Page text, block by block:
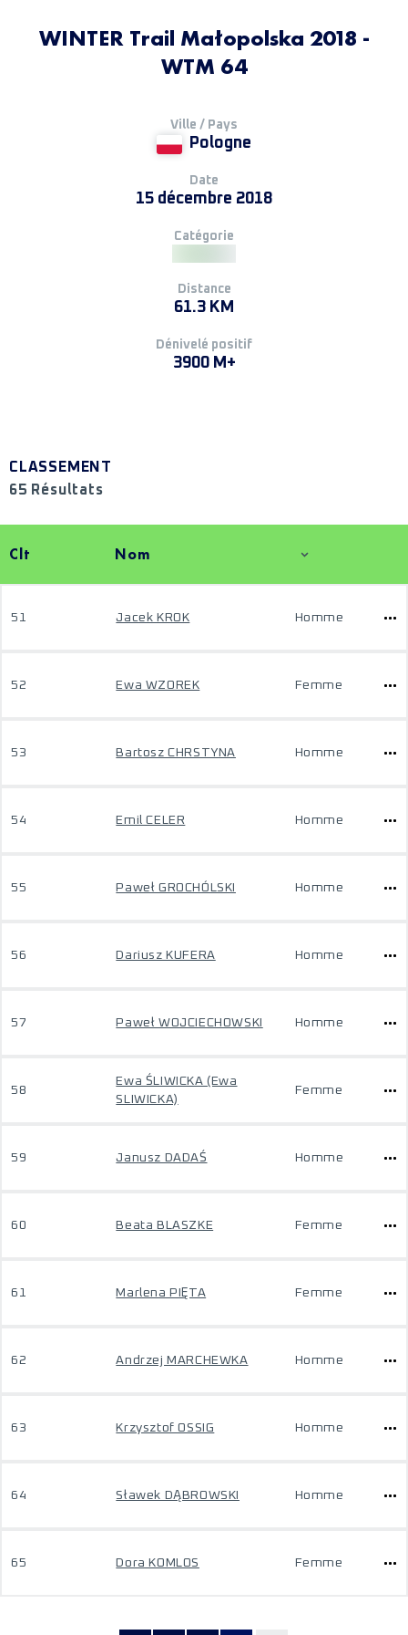
WINTER Trail Małopolska 2018 -
WTM 64
Ville / Pays
Pologne
Date
15 décembre 2018
Catégorie
Distance
61.3 KM
Dénivelé positif
3900 M+
CLASSEMENT
65 Résultats
Clt Nom
51 Jacek KROK Homme
52 Ewa WZOREK Femme
53 Bartosz CHRSTYNA Homme
54 Emil CELER Homme
55 Paweł GROCHÓLSKI Homme
56 Dariusz KUFERA Homme
57 Paweł WOJCIECHOWSKI Homme
58
Ewa ŚLIWICKA (Ewa
SLIWICKA)
Femme
59 Janusz DADAŚ Homme
60 Beata BLASZKE Femme
61 Marlena PIĘTA Femme
62 Andrzej MARCHEWKA Homme
63 Krzysztof OSSIG Homme
64 Sławek DĄBROWSKI Homme
65 Dora KOMLOS Femme